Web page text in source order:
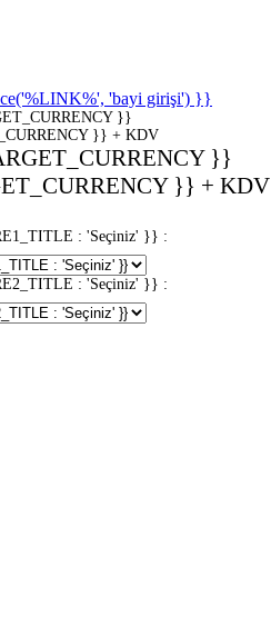
'bayi girişi') }}
}}
}} + KDV
}}
}} + KDV
: 'Seçiniz' }} :
: 'Seçiniz' }} :